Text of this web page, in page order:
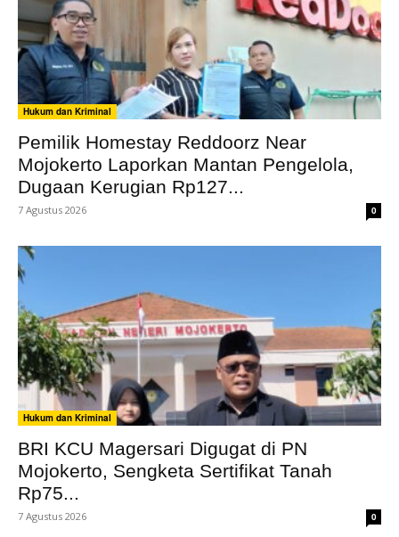
Hukum dan Kriminal
Pemilik Homestay Reddoorz Near
Mojokerto Laporkan Mantan Pengelola,
Dugaan Kerugian Rp127...
7 Agustus 2026 0
Hukum dan Kriminal
BRI KCU Magersari Digugat di PN
Mojokerto, Sengketa Sertifikat Tanah
Rp75...
7 Agustus 2026 0